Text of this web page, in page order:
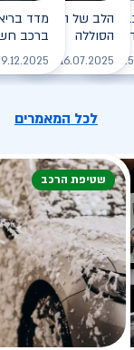
רכב
לקריאה
חשמלי - כל מה
לקריאה
הלב של הרכב
הסוללה
16.07.2025
ברכב
לכל המאמרים
שטיפת הרכב